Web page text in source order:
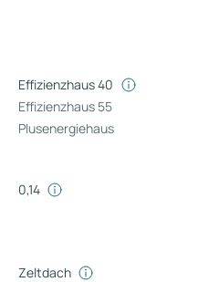
Effizienzhaus 40
Effizienzhaus 55
Plusenergiehaus
0,14
Zeltdach